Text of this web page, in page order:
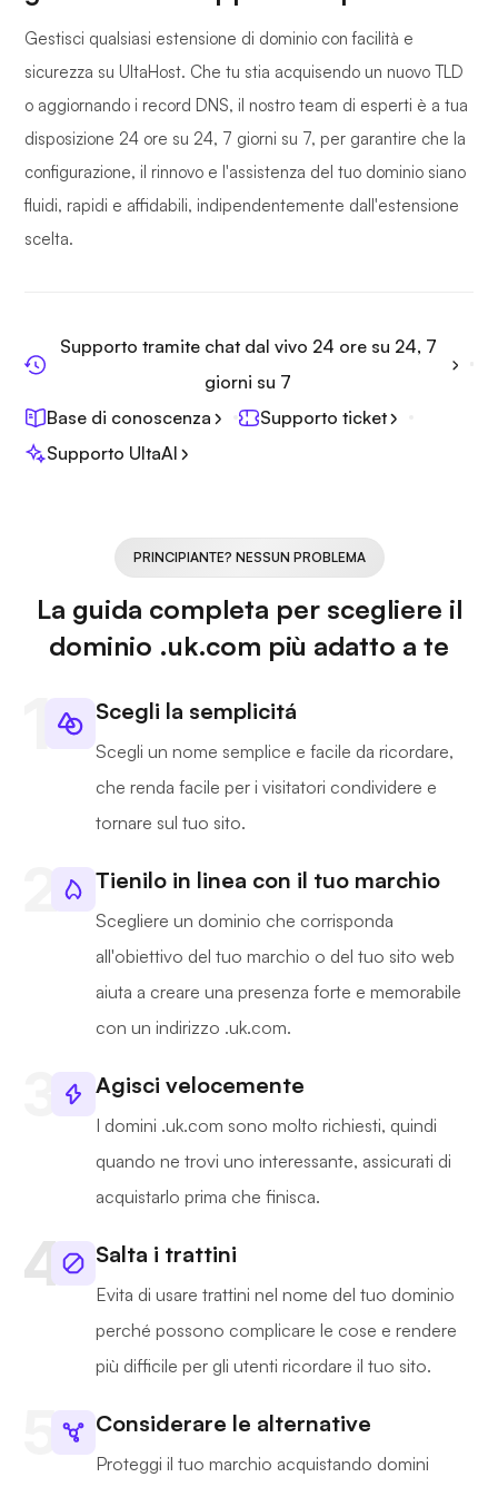
Gestisci qualsiasi estensione di dominio con facilità e
sicurezza su UltaHost. Che tu stia acquisendo un nuovo TLD
o aggiornando i record DNS, il nostro team di esperti è a tua
disposizione 24 ore su 24, 7 giorni su 7, per garantire che la
configurazione, il rinnovo e l'assistenza del tuo dominio siano
fluidi, rapidi e affidabili, indipendentemente dall'estensione
scelta.
Supporto tramite chat dal vivo 24 ore su 24, 7
giorni su 7
Base di conoscenza
Supporto ticket
Supporto UltaAI
PRINCIPIANTE? NESSUN PROBLEMA
La guida completa per scegliere il
dominio .uk.com più adatto a te
Scegli la semplicitá
Scegli un nome semplice e facile da ricordare,
che renda facile per i visitatori condividere e
tornare sul tuo sito.
Tienilo in linea con il tuo marchio
Scegliere un dominio che corrisponda
all'obiettivo del tuo marchio o del tuo sito web
aiuta a creare una presenza forte e memorabile
con un indirizzo .uk.com.
Agisci velocemente
I domini .uk.com sono molto richiesti, quindi
quando ne trovi uno interessante, assicurati di
acquistarlo prima che finisca.
Salta i trattini
Evita di usare trattini nel nome del tuo dominio
perché possono complicare le cose e rendere
più difficile per gli utenti ricordare il tuo sito.
Considerare le alternative
Proteggi il tuo marchio acquistando domini